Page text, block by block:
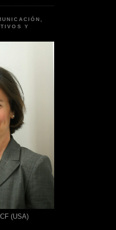
Y
(USA)